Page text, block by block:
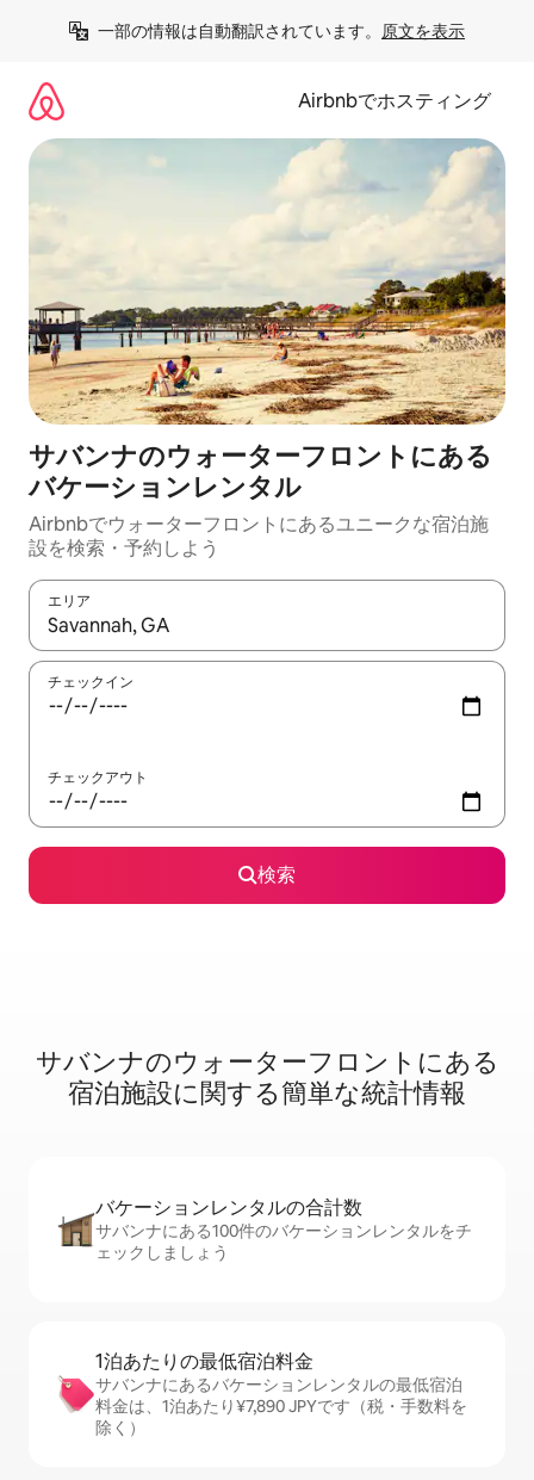
一部の情報は自動翻訳されています。 原文を表示
Airbnbでホスティング
サバンナのウォーターフロントにある
バケーションレンタル
Airbnbでウォーターフロントにあるユニークな宿泊施
設を検索・予約しよう
エリア
検索結果が表示されたら、上下の矢印キーを使って移動するか
チェックイン
チェックアウト
検索
サバンナのウ⁠ォ⁠ー⁠タ⁠ー⁠フ⁠ロ⁠ン⁠ト⁠に⁠あ⁠る
宿⁠泊⁠施⁠設⁠に関⁠す⁠る簡⁠単⁠な統⁠計⁠情⁠報
バケーションレ⁠ン⁠タ⁠ル⁠の合⁠計⁠数
サバンナにある100件のバケーションレンタルをチ
ェックしましょう
1泊あたりの最⁠低⁠宿⁠泊⁠料⁠金
サバンナにあるバケーションレンタルの最低宿泊
料金は、1泊あたり¥7,890 JPYです（税・手数料を
除く）